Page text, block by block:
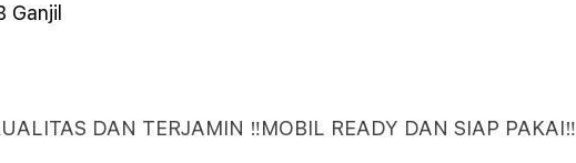
Ganjil
DAN TERJAMIN ‼️MOBIL READY DAN SIAP PAKAI‼️